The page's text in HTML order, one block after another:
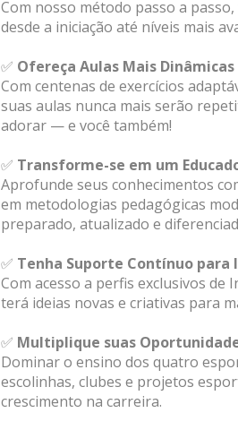
Com nosso método passo a
desde a iniciação até níveis mais
✅ Ofereça Aulas Mais
Com centenas de exercícios
suas aulas nunca mais serão
adorar — e você também!
✅ Transforme-se em um
Aprofunde seus conhecimentos
em metodologias pedagógicas
preparado, atualizado e
✅ Tenha Suporte Contínuo para
Com acesso a perfis exclusivos
terá ideias novas e criativas para
✅ Multiplique suas
Dominar o ensino dos quatro
escolinhas, clubes e projetos
crescimento na carreira.